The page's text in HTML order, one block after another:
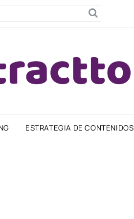
ESTRATEGIA DE CONTENIDOS